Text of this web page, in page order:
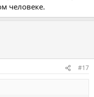
человеке.
#17